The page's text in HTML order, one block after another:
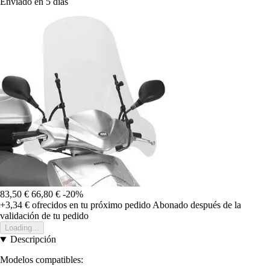
83,50 € 66,80 € -20%
+3,34 € ofrecidos en tu próximo pedidoAbonado después de la
validación de tu pedido
Loading...
Descripción
Modelos compatibles: